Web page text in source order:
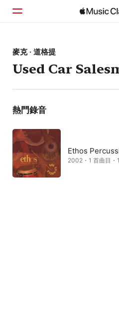
首頁
瀏覽
搜尋
麥克 · 道格提
Used Car
熱門錄音
Ethos
2002・1 首曲目・